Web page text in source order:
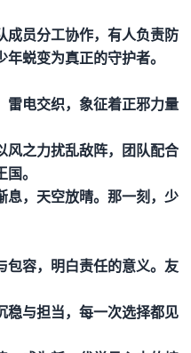
成员分工协作，有人负责防
蜕变为真正的守护者。
雷电交织，象征着正邪力量
风之力扰乱敌阵，团队配合
。
息，天空放晴。那一刻，少
包容，明白责任的意义。友
稳与担当，每一次选择都见